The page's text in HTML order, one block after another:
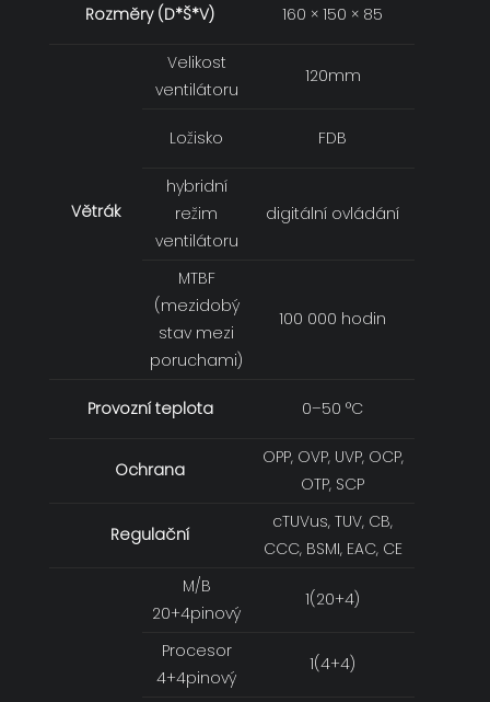
Rozměry (D*Š*V) 160 × 150 × 85
Větrák
Velikost
ventilátoru
120mm
Ložisko FDB
hybridní
režim
ventilátoru
digitální ovládání
MTBF
(mezidobý
stav mezi
poruchami)
100 000 hodin
Provozní teplota 0–50 °C
Ochrana
OPP, OVP, UVP, OCP,
OTP, SCP
Regulační
cTUVus, TUV, CB,
CCC, BSMI, EAC, CE
M/B
20+4pinový
1(20+4)
Procesor
4+4pinový
1(4+4)